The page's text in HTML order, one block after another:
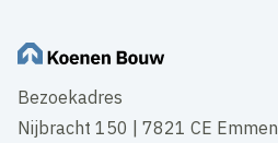
Bezoekadres
Nijbracht 150 | 7821 CE Emmen